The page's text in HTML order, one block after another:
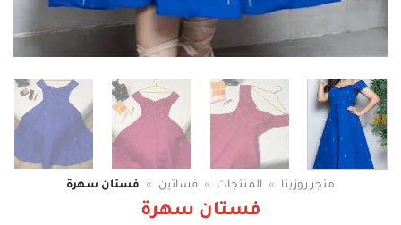
متجر روزيتا » المنتجات » فساتين » فستان سهرة
فستان سهرة